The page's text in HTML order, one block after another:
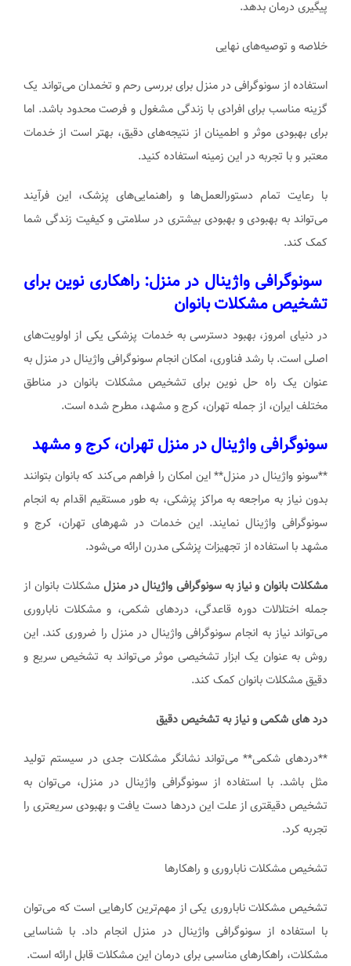
پیگیری درمان بدهد.
خلاصه و توصیه‌های نهایی
استفاده از سونوگرافی در منزل برای بررسی رحم و تخمدان می‌تواند یک
گزینه مناسب برای افرادی با زندگی مشغول و فرصت محدود باشد. اما
برای بهبودی موثر و اطمینان از نتیجه‌های دقیق، بهتر است از خدمات
معتبر و با تجربه در این زمینه استفاده کنید.
با رعایت تمام دستورالعمل‌ها و راهنمایی‌های پزشک، این فرآیند
می‌تواند به بهبودی و بهبودی بیشتری در سلامتی و کیفیت زندگی شما
کمک کند.
سونوگرافی واژینال در منزل: راهکاری نوین برای
تشخیص مشکلات بانوان
در دنیای امروز، بهبود دسترسی به خدمات پزشکی یکی از اولویت‌های
اصلی است. با رشد فناوری، امکان انجام سونوگرافی واژینال در منزل به
عنوان یک راه حل نوین برای تشخیص مشکلات بانوان در مناطق
مختلف ایران، از جمله تهران، کرج و مشهد، مطرح شده است.
سونوگرافی واژینال در منزل تهران، کرج و مشهد
**سونو واژینال در منزل** این امکان را فراهم می‌کند که بانوان بتوانند
بدون نیاز به مراجعه به مراکز پزشکی، به طور مستقیم اقدام به انجام
سونوگرافی واژینال نمایند. این خدمات در شهرهای تهران، کرج و
مشهد با استفاده از تجهیزات پزشکی مدرن ارائه می‌شود.
مشکلات بانوان و نیاز به سونوگرافی واژینال در منزل مشکلات بانوان از
جمله اختلالات دوره قاعدگی، درد‌های شکمی، و مشکلات ناباروری
می‌تواند نیاز به انجام سونوگرافی واژینال در منزل را ضروری کند. این
روش به عنوان یک ابزار تشخیصی موثر می‌تواند به تشخیص سریع و
دقیق مشکلات بانوان کمک کند.
درد های شکمی و نیاز به تشخیص دقیق
**درد‌های شکمی** می‌تواند نشانگر مشکلات جدی در سیستم تولید
مثل باشد. با استفاده از سونوگرافی واژینال در منزل، می‌توان به
تشخیص دقیقتری از علت این دردها دست یافت و بهبودی سریعتری را
تجربه کرد.
تشخیص مشکلات ناباروری و راهکارها
تشخیص مشکلات ناباروری یکی از مهم‌ترین کارهایی است که می‌توان
با استفاده از سونوگرافی واژینال در منزل انجام داد. با شناسایی
مشکلات، راهکارهای مناسبی برای درمان این مشکلات قابل ارائه است.